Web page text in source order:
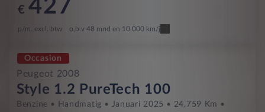
€ 427
p/m. excl. btw o.b.v 48 mnd en 10,000 km/j
Occasion
Peugeot 2008
Style 1.2 PureTech 100
Benzine Handmatig Januari 2025
24,759 Km